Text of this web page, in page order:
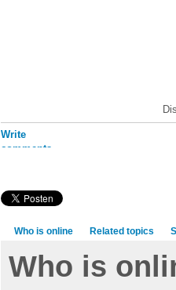
Write
comments
Who is online Related topics
Who is